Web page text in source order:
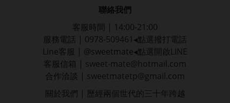
聯絡我們
客服時間 | 14:00-21:00
服務電話 | 0978-509461 ◂點選撥打電話
Line客服 | @sweetmate◂點選開啟LINE
客服信箱 | sweet-mate@hotmail.com
合作洽談 | sweetmatetp@gmail.com
關於我們 | 歷經兩個世代的三十年跨越